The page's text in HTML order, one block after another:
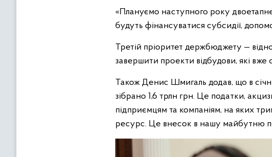
«Плануємо наступного року двоетапне
будуть фінансуватися субсидії,
Третій пріоритет держбюджету —
завершити проекти відбудови, які вже
Також Денис Шмигаль додав, що в
зібрано 1,6 трлн грн. Це податки,
підприємцям та компаніям, на яких
ресурс. Це внесок в нашу майбутню